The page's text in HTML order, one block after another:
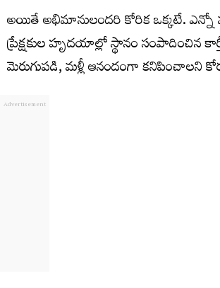
అయితే అభిమానులందరి కోరిక ఒక్కటే.
ప్రేక్షకుల హృదయాల్లో స్థానం సంపాదించిన
మెరుగుపడి, మళ్లీ ఆనందంగా కనిపించాలని